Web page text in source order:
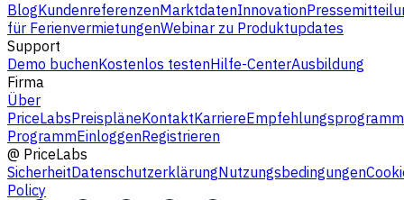
BlogKundenreferenzenMarktdatenInnovation
für FerienvermietungenWebinar zu Produktupdates
Support
Demo buchenKostenlos testenHilfe-CenterAusbildung
Firma
Über
PriceLabsPreispläneKontaktKarriereEmpfehlungsprogramm
ProgrammEinloggenRegistrieren
@ PriceLabs
SicherheitDatenschutzerklärungNutzungsbedingungen
Policy